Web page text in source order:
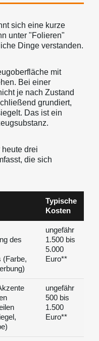
sich eine kurze
unter "Folieren"
Dinge verstanden.
mit
Bei einer
je nach Zustand
grundiert,
Das ist ein
heute drei
die sich
Typische
Kosten
des
(Farbe,
ungefähr
1.500 bis
5.000
Euro**
ungefähr
500 bis
1.500
Euro**